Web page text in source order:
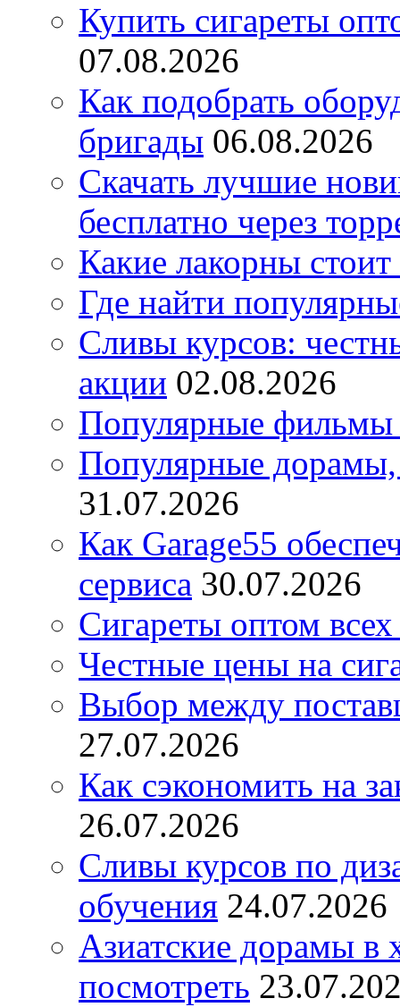
Купить сигареты
07.08.2026
Как подобрать
бригады 06.08.2026
Скачать лучшие
бесплатно через
Какие лакорны стоит
Где найти
Сливы курсов:
акции 02.08.2026
Популярные фильмы
Популярные дорамы,
31.07.2026
Как Garage55
сервиса 30.07.2026
Сигареты оптом
Честные цены на
Выбор между
27.07.2026
Как сэкономить на
26.07.2026
Сливы курсов по
обучения 24.07.2026
Азиатские дорамы в
посмотреть